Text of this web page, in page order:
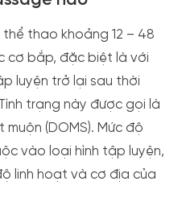
thao khoảng 12 – 48
cơ bắp, đặc biệt là với
luyện trở lại sau thời
trạng này được gọi là
(DOMS). Mức độ
vào loại hình tập luyện,
linh hoạt và cơ địa của